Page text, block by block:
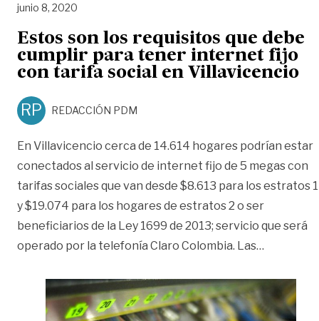
junio 8, 2020
Estos son los requisitos que debe
cumplir para tener internet fijo
con tarifa social en Villavicencio
RP REDACCIÓN PDM
En Villavicencio cerca de 14.614 hogares podrían estar
conectados al servicio de internet fijo de 5 megas con
tarifas sociales que van desde $8.613 para los estratos 1
y $19.074 para los hogares de estratos 2 o ser
beneficiarios de la Ley 1699 de 2013; servicio que será
operado por la telefonía Claro Colombia. Las…